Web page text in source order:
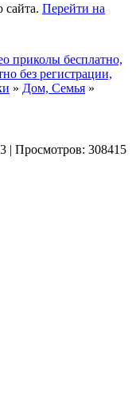
Перейти на
приколы бесплатно,
без регистрации,
» Дом, Семья »
| Просмотров: 308415